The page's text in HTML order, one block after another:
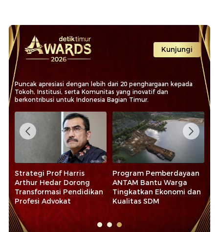
Kunjungi
Puncak apresiasi dengan lebih dari 20 penghargaan kepada
Tokoh, Institusi, serta Komunitas yang inovatif dan
berkontribusi untuk Indonesia Bagian Timur.
Pemberdayaan
Warga
Ekonomi dan
Suasana Jelang Malam
Penganugerahan
detiktimur Awards 2026
Gubernur
Trans Hotel
Hadiri